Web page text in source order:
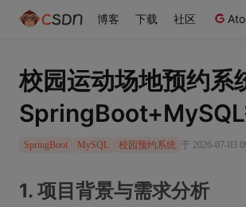
博客 下载 社区
校园运动场地预约系
SpringBoot MySQL 校园预约系统 于 2026-07-03
1. 项目背景与需求分析